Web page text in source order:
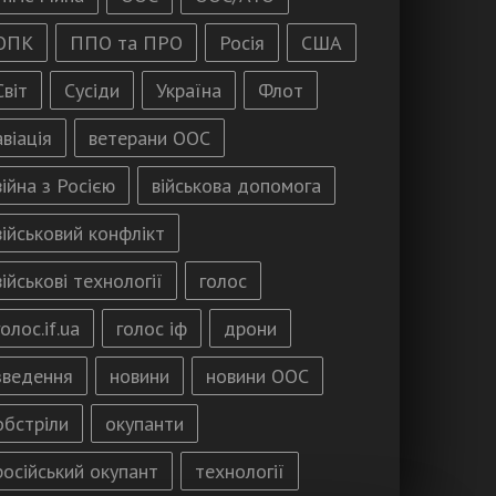
ППО та ПРО Росія
США
Сусіди Україна
Флот
ветерани ООС
з Росією
військова допомога
конфлікт
технології
голос
голос іф
дрони
новини
новини ООС
окупанти
окупант
технології